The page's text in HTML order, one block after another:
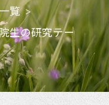
覧
生の研究テー